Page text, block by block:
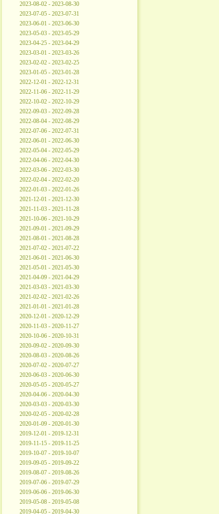
2023-08-02 - 2023-08-30
2023-07-05 - 2023-07-31
2023-06-01 - 2023-06-30
2023-05-03 - 2023-05-29
2023-04-25 - 2023-04-29
2023-03-01 - 2023-03-26
2023-02-02 - 2023-02-25
2023-01-05 - 2023-01-28
2022-12-01 - 2022-12-31
2022-11-06 - 2022-11-29
2022-10-02 - 2022-10-29
2022-09-03 - 2022-09-28
2022-08-04 - 2022-08-29
2022-07-06 - 2022-07-31
2022-06-01 - 2022-06-30
2022-05-04 - 2022-05-29
2022-04-06 - 2022-04-30
2022-03-06 - 2022-03-30
2022-02-04 - 2022-02-20
2022-01-03 - 2022-01-26
2021-12-01 - 2021-12-30
2021-11-03 - 2021-11-28
2021-10-06 - 2021-10-29
2021-09-01 - 2021-09-29
2021-08-01 - 2021-08-28
2021-07-02 - 2021-07-22
2021-06-01 - 2021-06-30
2021-05-01 - 2021-05-30
2021-04-09 - 2021-04-29
2021-03-03 - 2021-03-30
2021-02-02 - 2021-02-26
2021-01-01 - 2021-01-28
2020-12-01 - 2020-12-29
2020-11-03 - 2020-11-27
2020-10-06 - 2020-10-31
2020-09-02 - 2020-09-30
2020-08-03 - 2020-08-26
2020-07-02 - 2020-07-27
2020-06-03 - 2020-06-30
2020-05-05 - 2020-05-27
2020-04-06 - 2020-04-30
2020-03-03 - 2020-03-30
2020-02-05 - 2020-02-28
2020-01-09 - 2020-01-30
2019-12-01 - 2019-12-31
2019-11-15 - 2019-11-25
2019-10-07 - 2019-10-07
2019-09-05 - 2019-09-22
2019-08-07 - 2019-08-26
2019-07-06 - 2019-07-29
2019-06-06 - 2019-06-30
2019-05-08 - 2019-05-08
2019-04-05 - 2019-04-30